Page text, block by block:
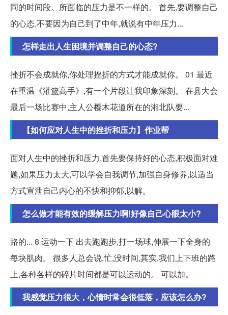
同的时间段。所面临的压力是不一样的。 首先,要调整自己
的心态,不要因为自己到了中年,就说有中年压力...
怎样走出人生困境并调整自己的心态?
挫折不会成就你,你处理挫折的方式才能成就你。 01 最近
在重温《灌篮高手》,有一个片段让我印象深刻。 在县大会
最后一场比赛中,主人公樱木花道所在的湘北队要...
【如何应对人生中的挫折和压力】作业帮
面对人生中的挫折和压力,首先要保持好的心态,积极面对难
题,如果压力太大,可以学会自我调节,加强自身修养,以适当
方式宣泄自己内心的不快和抑郁,以解。
怎么做才能有效的缓解压力啊!好像自己心眼太小?
路的... 8 运动一下 出去跑跑步,打一场球,伸展一下全身的
每块肌肉。 很多人总会说,忙,没时间,其实,我们上下班的路
上,各种各样的碎片时间都是可以运动的。 可以加。
我感觉压力很大，心情时常会很低落，应该怎么办?